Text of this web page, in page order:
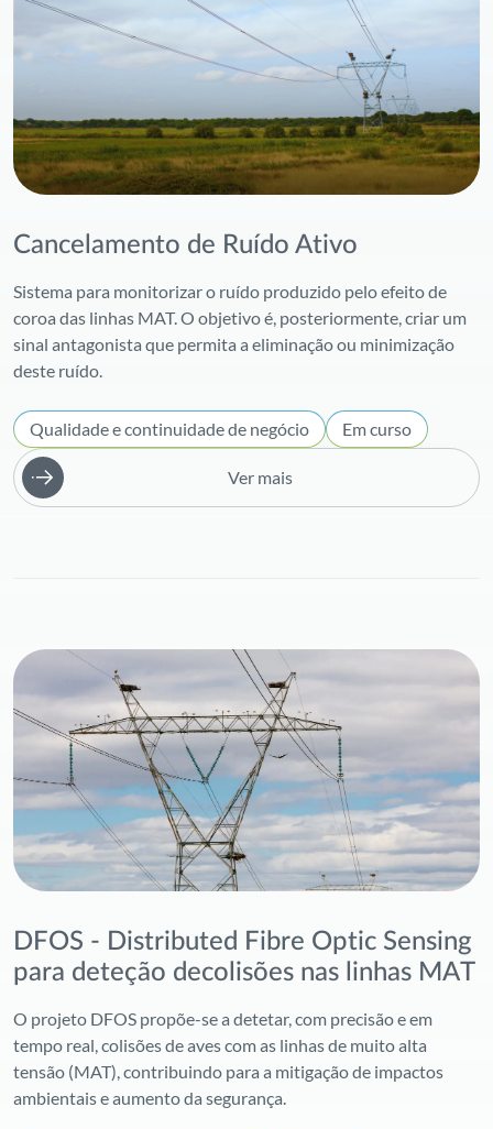
Cancelamento de Ruído Ativo
Sistema para monitorizar o ruído produzido pelo efeito de
coroa das linhas MAT. O objetivo é, posteriormente, criar um
sinal antagonista que permita a eliminação ou minimização
deste ruído.
Qualidade e continuidade de negócio Em curso
Ver mais
DFOS - Distributed Fibre Optic Sensing
para deteção decolisões nas linhas MAT
O projeto DFOS propõe-se a detetar, com precisão e em
tempo real, colisões de aves com as linhas de muito alta
tensão (MAT), contribuindo para a mitigação de impactos
ambientais e aumento da segurança.